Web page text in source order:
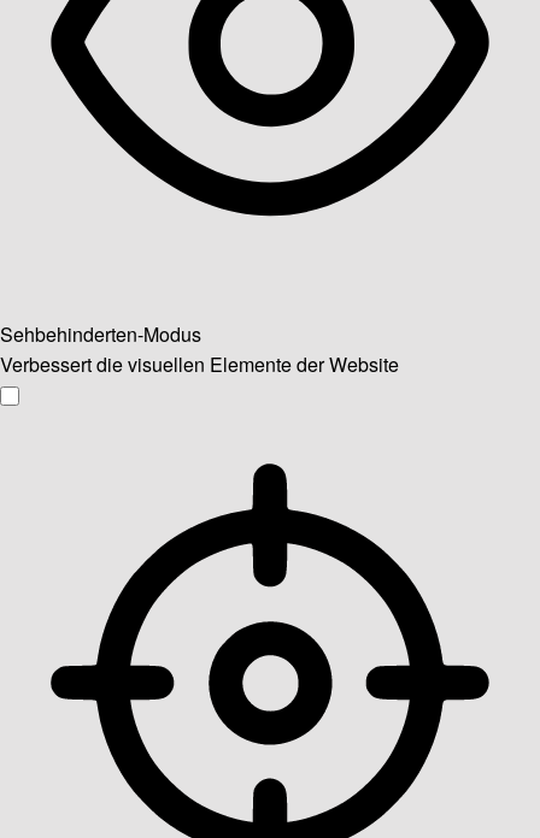
Sehbehinderten-Modus
Verbessert die visuellen Elemente der Website